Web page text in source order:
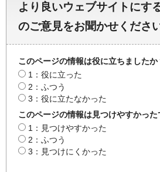
より良いウェブサイトにす
のご意見をお聞かせくださ
このページの情報は役に立ちましたか
1：役に立った
2：ふつう
3：役に立たなかった
このページの情報は見つけやすかった
1：見つけやすかった
2：ふつう
3：見つけにくかった